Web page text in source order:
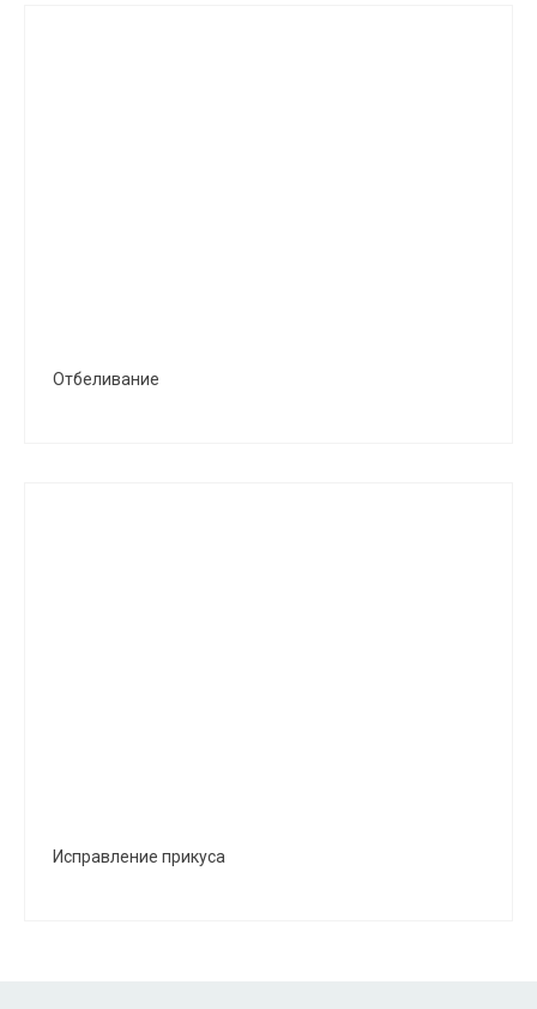
Отбеливание
Исправление прикуса